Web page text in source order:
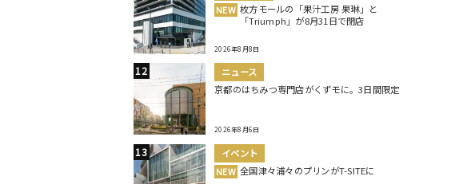
NEW 枚方モールの「果汁工房 果琳」と
「Triumph」が8月31日で閉店
2026年8月8日
ニュース
京都のはちみつ専門店がくずモに。3日間限定
2026年8月6日
イベント
NEW 全国津々浦々のプリンがT-SITEに